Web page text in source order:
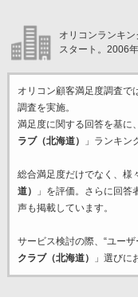
オリコンランキ
スタート。2006
オリコン顧客満足度調査で
調査を実施。
満足度に関する回答を基に
ラブ（北海道）
」ランキン
総合満足度だけでなく、様
道）
」を評価。さらに回
声も掲載しています。
サービス検討の際、“ユー
クラブ（北海道）
」選びに